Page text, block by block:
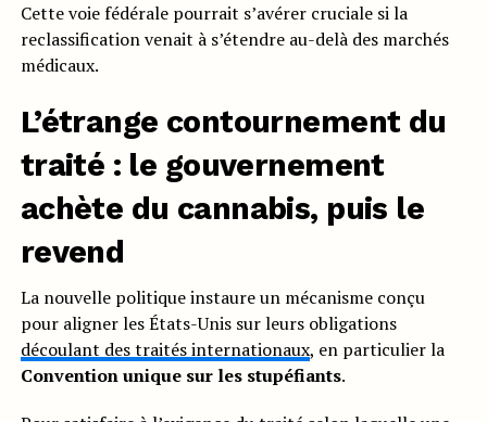
Cette voie fédérale pourrait s’avérer cruciale si la
reclassification venait à s’étendre au-delà des marchés
médicaux.
L’étrange contournement du
traité : le gouvernement
achète du cannabis, puis le
revend
La nouvelle politique instaure un mécanisme conçu
pour aligner les États-Unis sur leurs obligations
découlant des traités internationaux, en particulier la
Convention unique sur les stupéfiants.